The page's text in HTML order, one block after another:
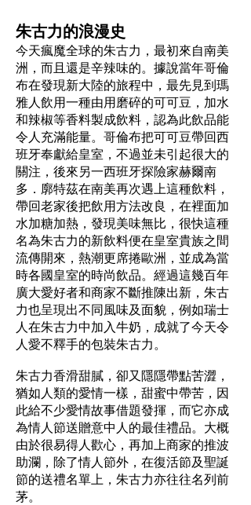
朱古力的浪漫史
今天瘋魔全球的朱古力，最初來自南美
洲，而且還是辛辣味的。據說當年哥倫
布在發現新大陸的旅程中，最先見到瑪
雅人飲用一種由用磨碎的可可豆，加水
和辣椒等香料製成飲料，認為此飲品能
令人充滿能量。哥倫布把可可豆帶回西
班牙奉獻給皇室，不過並未引起很大的
關注，後來另一西班牙探險家赫爾南
多．廓特茲在南美再次遇上這種飲料，
帶回老家後把飲用方法改良，在裡面加
水加糖加熱，發現美味無比，很快這種
名為朱古力的新飲料便在皇室貴族之間
流傳開來，熱潮更席捲歐洲，並成為當
時各國皇室的時尚飲品。經過這幾百年
廣大愛好者和商家不斷推陳出新，朱古
力也呈現出不同風味及面貌，例如瑞士
人在朱古力中加入牛奶，成就了今天令
人愛不釋手的包裝朱古力。
朱古力香滑甜膩，卻又隱隱帶點苦澀，
猶如人類的愛情一樣，甜蜜中帶苦，因
此給不少愛情故事借題發揮，而它亦成
為情人節送贈意中人的最佳禮品。大概
由於很易得人歡心，再加上商家的推波
助瀾，除了情人節外，在復活節及聖誕
節的送禮名單上，朱古力亦往往名列前
茅。